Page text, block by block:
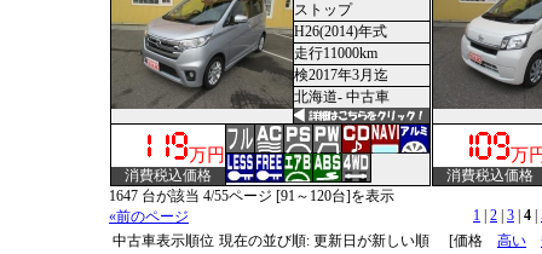
ストップ
H26(2014)年式
走行11000km
検2017年3月迄
北海道- 中古車
万円
消費税込価格
万
消費税込価格
1647 台が該当 4/55ページ [91～120台]を表示
«前のページ
1 2 3 4
中古車表示順位 現在の並び順: 更新日が新しい順 [価格 高い